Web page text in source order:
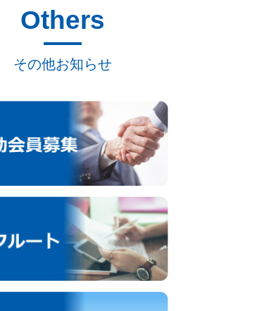
Others
その他お知らせ